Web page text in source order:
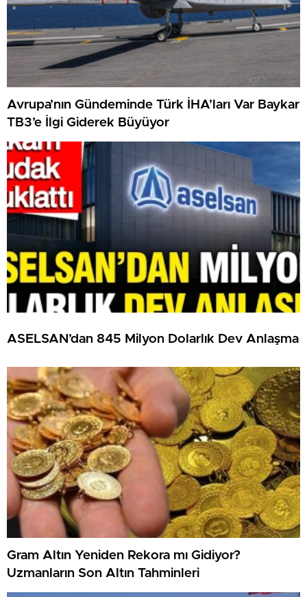
Avrupa’nın Gündeminde Türk İHA’ları Var Baykar
TB3’e İlgi Giderek Büyüyor
ASELSAN’dan 845 Milyon Dolarlık Dev Anlaşma
Gram Altın Yeniden Rekora mı Gidiyor?
Uzmanların Son Altın Tahminleri